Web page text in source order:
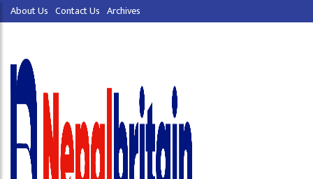
About Us Contact Us Archives